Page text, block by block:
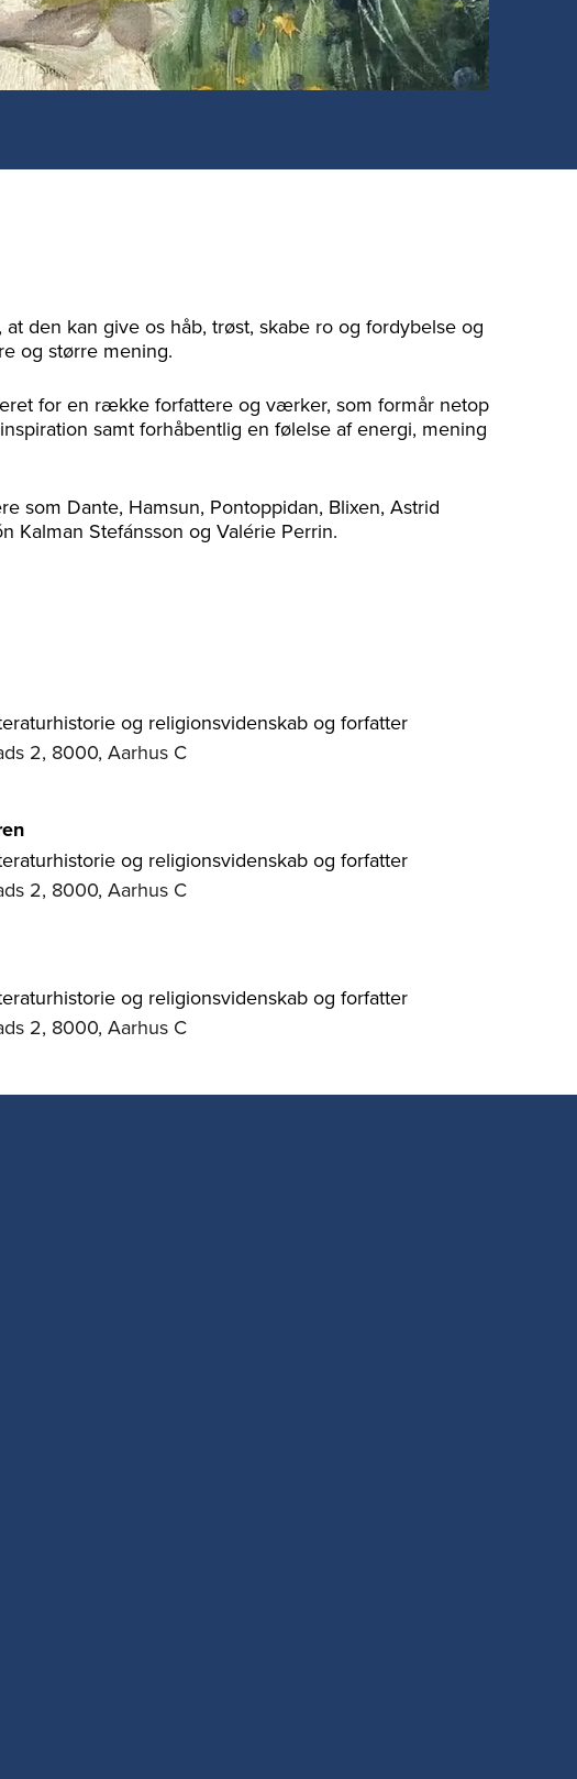
den kan give os håb, trøst, skabe ro og fordybelse og
og større mening.
for en række forfattere og værker, som formår netop
samt forhåbentlig en følelse af energi, mening
som Dante, Hamsun, Pontoppidan, Blixen, Astrid
Kalman Stefánsson og Valérie Perrin.
og religionsvidenskab og forfatter
2, 8000, Aarhus C
og religionsvidenskab og forfatter
2, 8000, Aarhus C
og religionsvidenskab og forfatter
2, 8000, Aarhus C